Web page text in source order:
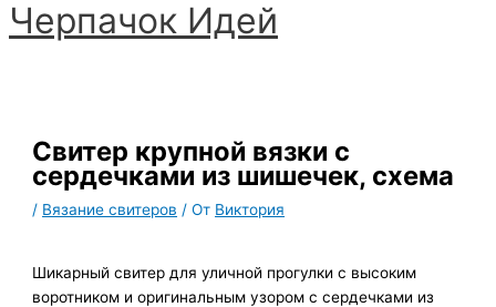
Перейти
к
Черпачoк Идей
Свитер крупной вязки с
сердечками из шишечек, схема
/ Вязание свитеров / От Виктория
Шикарный свитер для уличной прогулки с высоким
воротником и оригинальным узором с сердечками из